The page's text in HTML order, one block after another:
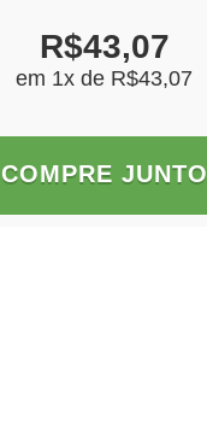
R$43,07
em 1x de R$43,07
COMPRE JUNTO